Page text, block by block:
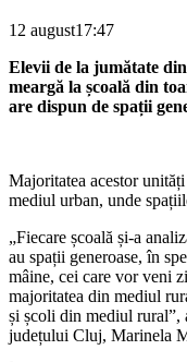
12 august17:47
Elevii de la jumătate
meargă la școală din
are dispun de spații
Majoritatea acestor
mediul urban, unde
„Fiecare școală și-a
au spații generoase, în
mâine, cei care vor veni
majoritatea din mediul
și școli din mediul rural”,
județului Cluj, Marinela